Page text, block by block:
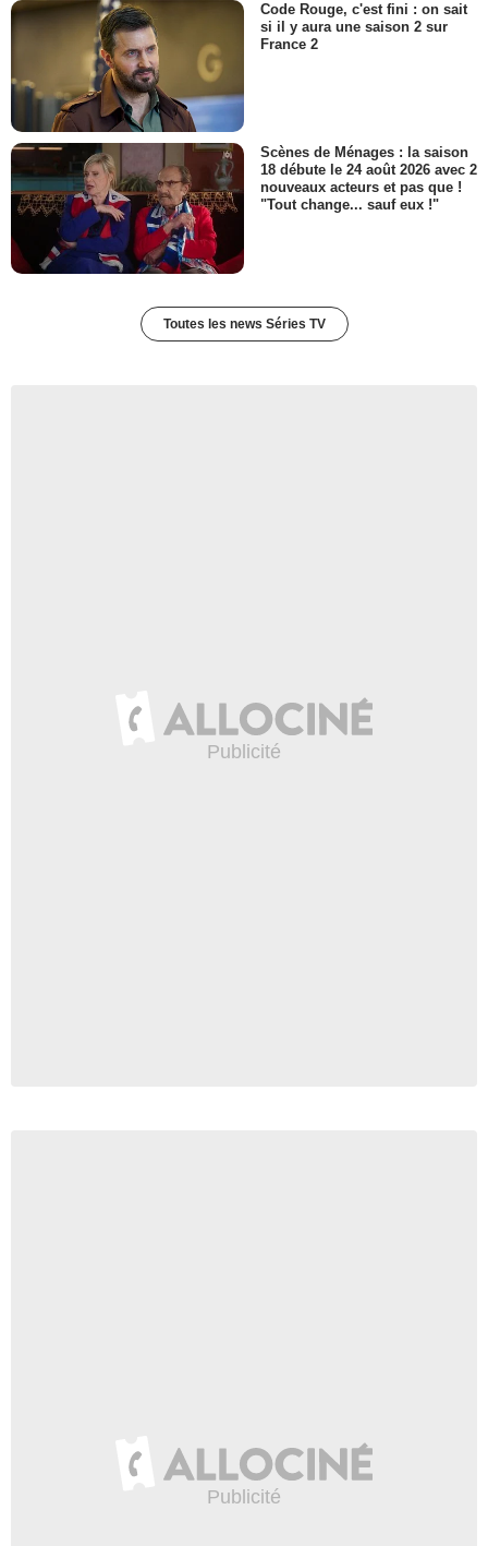
Code Rouge, c'est fini : on sait
si il y aura une saison 2 sur
France 2
Scènes de Ménages : la saison
18 débute le 24 août 2026 avec 2
nouveaux acteurs et pas que !
"Tout change... sauf eux !"
Toutes les news Séries TV